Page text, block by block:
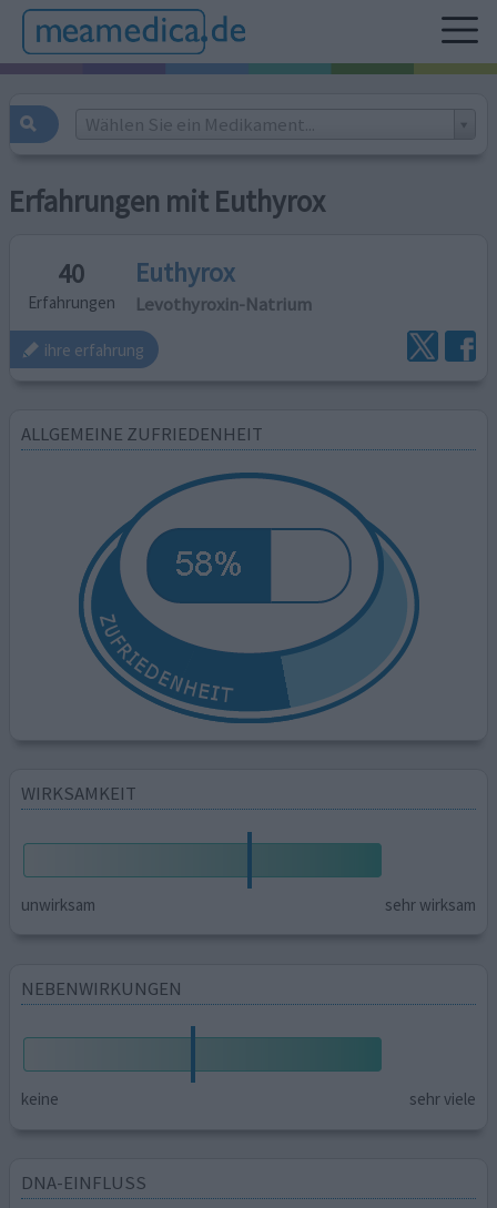
Wählen Sie ein Medikament...
Erfahrungen mit Euthyrox
40
Erfahrungen
Euthyrox
Levothyroxin-Natrium
ihre erfahrung
ALLGEMEINE ZUFRIEDENHEIT
WIRKSAMKEIT
unwirksam sehr wirksam
NEBENWIRKUNGEN
keine sehr viele
DNA-EINFLUSS